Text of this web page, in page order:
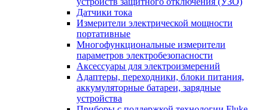
Датчики тока
Измерители электрической мощности
портативные
Многофункциональные измерители
параметров электробезопасности
Аксессуары для электроизмерений
Адаптеры, переходники, блоки питания,
аккумуляторные батареи, зарядные
устройства